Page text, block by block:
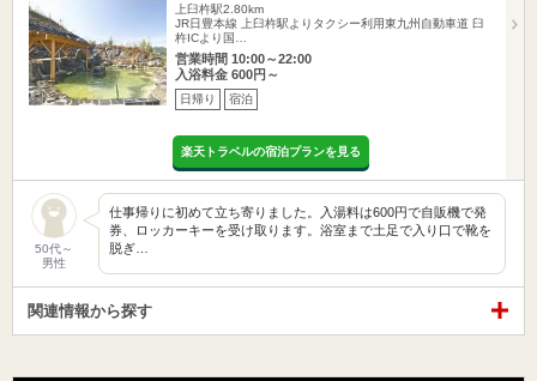
上臼杵駅2.80km
JR日豊本線 上臼杵駅よりタクシー利用東九州自動車道 臼
杵ICより国…
営業時間 10:00～22:00
入浴料金 600円～
日帰り 宿泊
楽天トラベルの宿泊プランを見る
50代～
男性
仕事帰りに初めて立ち寄りました。入湯料は600円で自販機で発
券、ロッカーキーを受け取ります。浴室まで土足で入り口で靴を
脱ぎ…
関連情報から探す